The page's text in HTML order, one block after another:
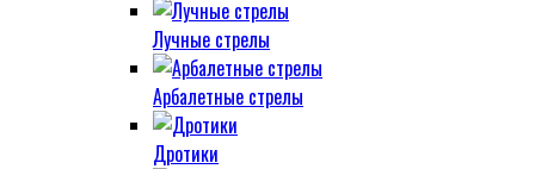
Лучные стрелы
Арбалетные стрелы
Дротики